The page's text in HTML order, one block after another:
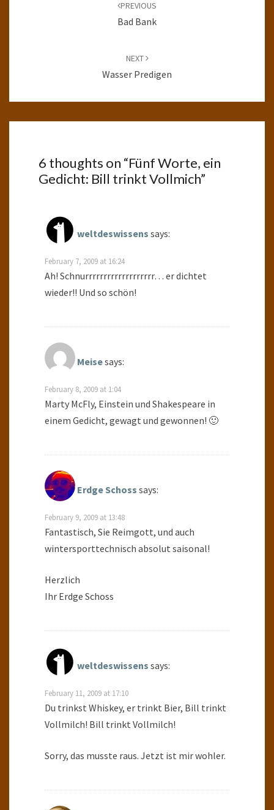
PREVIOUS
Bad Bank
NEXT
Wasser Predigen
6 thoughts on “Fünf Worte, ein
Gedicht: Bill trinkt Vollmich”
weltdeswissens says:
February 7, 2009 at 16:24
Ah! Schnurrrrrrrrrrrrrrrrrrr… er dichtet
wieder!! Und so schön!
Meisesays:
February 8, 2009 at 1:04
Marty McFly, Einstein und Shakespeare in
einem Gedicht, gewagt und gewonnen! 🙂
Erdge Schoss says:
February 9, 2009 at 13:48
Fantastisch, Sie Reimgott, und auch
wintersporttechnisch absolut saisonal!
Herzlich
Ihr Erdge Schoss
weltdeswissens says:
February 11, 2009 at 17:10
Du trinkst Whiskey, er trinkt Bier, Bill trinkt
Vollmilch! Bill trinkt Vollmilch!
Sorry, das musste raus. Jetzt ist mir wohler.